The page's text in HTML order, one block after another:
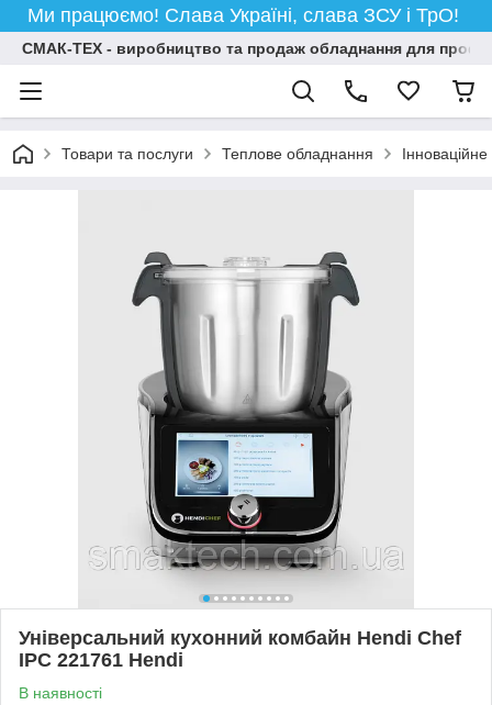
Ми працюємо! Слава Україні, слава ЗСУ і ТрО!
СМАК-ТЕХ - виробництво та продаж обладнання для
Товари та послуги Теплове обладнання
Універсальний кухонний комбайн Hendi Chef
IPC 221761 Hendi
В наявності